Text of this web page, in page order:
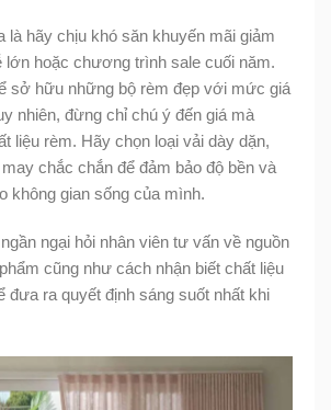
là hãy chịu khó săn khuyến mãi giảm
lớn hoặc chương trình sale cuối năm.
sở hữu những bộ rèm đẹp với mức giá
nhiên, đừng chỉ chú ý đến giá mà
liệu rèm. Hãy chọn loại vải dày dặn,
chắc chắn để đảm bảo độ bền và
không gian sống của mình.
ngại hỏi nhân viên tư vấn về nguồn
cũng như cách nhận biết chất liệu
đưa ra quyết định sáng suốt nhất khi